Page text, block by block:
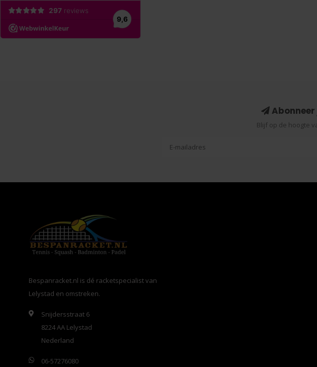
Abonneer
Blijf op de hoogte
Bespanracket.nl is dé racketspecialist van
Lelystad en omstreken.
Snijdersstraat 6
8224 AA Lelystad
Nederland
06-57276080